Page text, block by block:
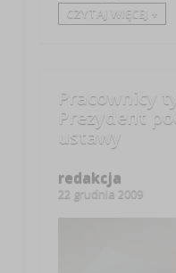
CZYTAJ WIĘCEJ +
Pracownicy
Prezydent
ustawy
redakcja
22 grudnia 2009